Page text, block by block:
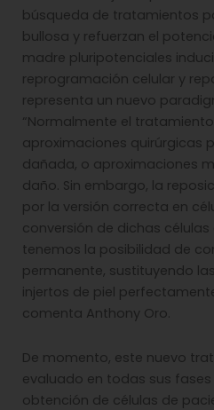
búsqueda de tratamientos
bullosa y refuerzan el
madre pluripotenciales
reprogramación celular y
representa un nuevo
“Normalmente el
aproximaciones quirúrgicas
dañada, o aproximaciones
daño. Sin embargo, la
por la versión correcta en
conversión de dichas
tenemos la posibilidad de
permanente, sustituyendo
injertos de piel
comenta Anthony Oro.
De momento, este nuevo
evaluado en todas sus fases
obtención de células de